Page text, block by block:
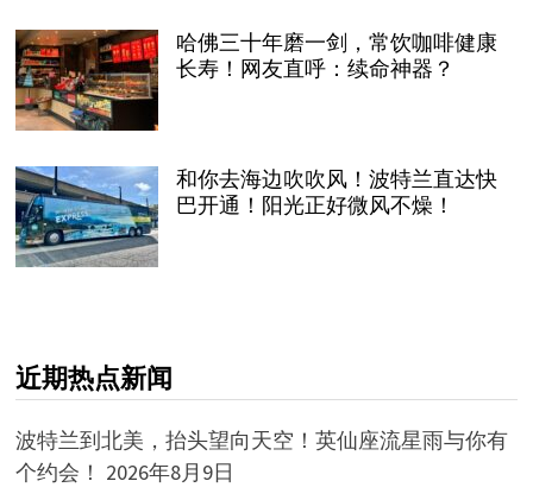
哈佛三十年磨一剑，常饮咖啡健康
长寿！网友直呼：续命神器？
和你去海边吹吹风！波特兰直达快
巴开通！阳光正好微风不燥！
近期热点新闻
波特兰到北美，抬头望向天空！英仙座流星雨与你有
个约会！ 2026年8月9日